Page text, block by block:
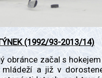
(1992/93-2013/14)
obránce začal s
a již v